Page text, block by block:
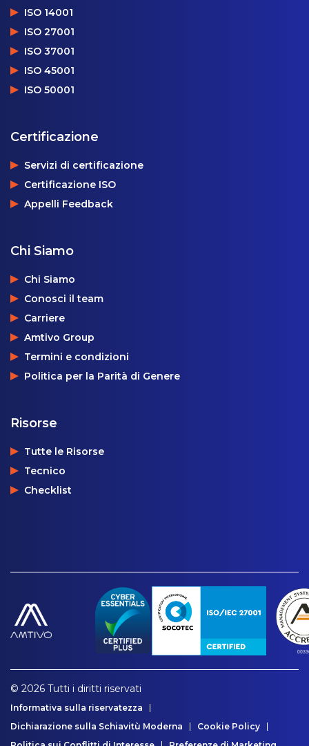
ISO 14001
ISO 27001
ISO 37001
ISO 45001
ISO 50001
Certificazione
Servizi di certificazione
Certificazione ISO
Appelli Feedback
Chi Siamo
Chi Siamo
Conosci il team
Carriere
Amtivo Group
Termini e condizioni
Politica per la Parità di Genere
Risorse
Tutte le Risorse
Tecnico
Checklist
© 2026 Tutti i diritti riservati
Informativa sulla riservatezza
Dichiarazione sulla Schiavitù Moderna
Cookie Policy